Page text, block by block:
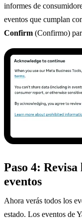
informes de
eventos que cumplan
Confirm (Confirmo)
Paso 4:
eventos
Ahora verás todos los
estado. Los eventos de